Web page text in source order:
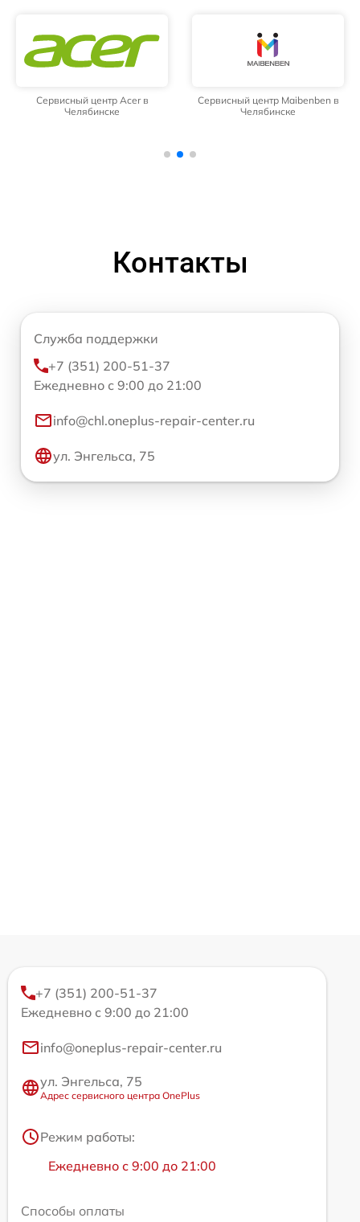
Сервисный центр Acer в
Челябинске
Сервисный центр Maibenben в
Челябинске
Контакты
Служба поддержки
+7 (351) 200-51-37
Ежедневно с 9:00 до 21:00
info@chl.oneplus-repair-center.ru
ул. Энгельса, 75
+7 (351) 200-51-37
Ежедневно с 9:00 до 21:00
info@oneplus-repair-center.ru
ул. Энгельса, 75
Адрес сервисного центра OnePlus
Режим работы:
Ежедневно с 9:00 до 21:00
Способы оплаты